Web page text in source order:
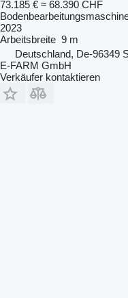
73.185 € ≈ 68.390 CHF
2023
Arbeitsbreite 9 m
Deutschland, De-96349
E-FARM GmbH
Verkäufer kontaktieren